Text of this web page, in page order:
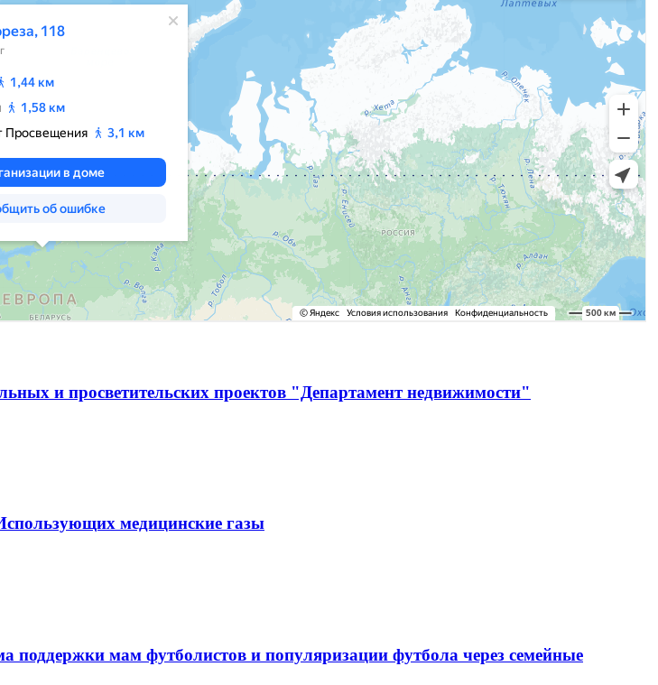
и просветительских проектов "Департамент недвижимости"
медицинские газы
мам футболистов и популяризации футбола через семейные